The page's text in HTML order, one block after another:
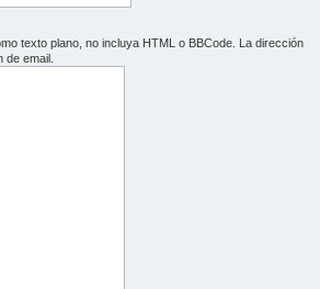
texto plano, no incluya HTML o BBCode. La dirección
de email.